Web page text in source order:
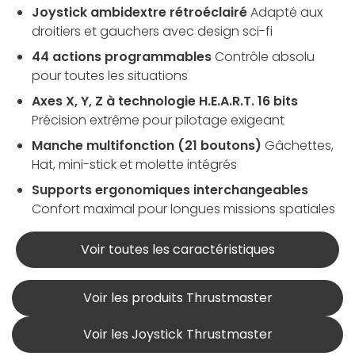
Joystick ambidextre rétroéclairéAdapté aux
droitiers et gauchers avec design sci-fi
44 actions programmablesContrôle absolu
pour toutes les situations
Axes X, Y, Z à technologie H.E.A.R.T. 16 bits
Précision extrême pour pilotage exigeant
Manche multifonction (21 boutons) Gâchettes,
Hat, mini-stick et molette intégrés
Supports ergonomiques interchangeables
Confort maximal pour longues missions spatiales
Voir toutes les caractéristiques
Voir les produits Thrustmaster
Voir les Joystick Thrustmaster